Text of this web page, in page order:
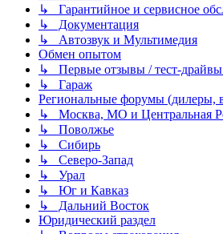
↳ Гарантийное и сервисное
↳ Документация
↳ Автозвук и Мультимедия
Обмен опытом
↳ Первые отзывы / тест-драйвы
↳ Гараж
Региональные форумы (дилеры,
↳ Москва, МО и Центральная
↳ Поволжье
↳ Сибирь
↳ Северо-Запад
↳ Урал
↳ Юг и Кавказ
↳ Дальний Восток
Юридический раздел